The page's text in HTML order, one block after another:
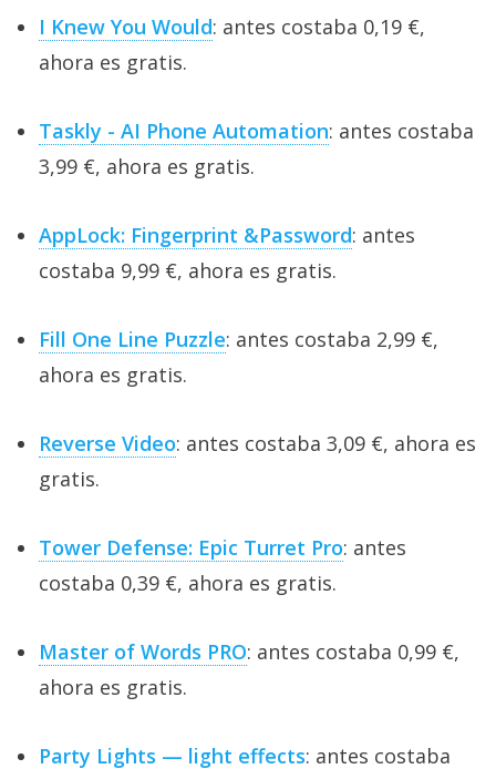
I Knew You Would: antes costaba 0,19 €,
ahora es gratis.
Taskly - AI Phone Automation: antes costaba
3,99 €, ahora es gratis.
AppLock: Fingerprint &Password: antes
costaba 9,99 €, ahora es gratis.
Fill One Line Puzzle: antes costaba 2,99 €,
ahora es gratis.
Reverse Video: antes costaba 3,09 €, ahora es
gratis.
Tower Defense: Epic Turret Pro: antes
costaba 0,39 €, ahora es gratis.
Master of Words PRO: antes costaba 0,99 €,
ahora es gratis.
Party Lights — light effects: antes costaba